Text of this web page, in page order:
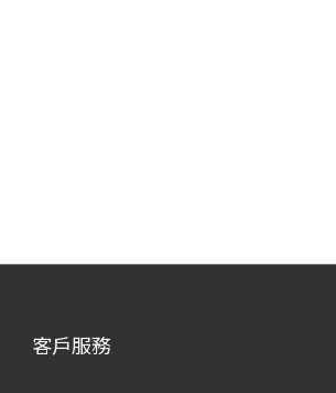
客戶服務